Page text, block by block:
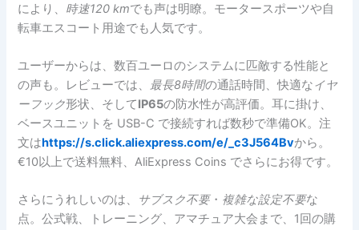
により、 時速120 kmでも声は明瞭。モータースポーツや自
転車エスコート用途でも人気です。
ユーザーからは、数百ユーロのシステムに匹敵する性能と
の声も。レビューでは、 最長8時間の通話時間、快適な イヤ
ーフック形状、そしてIP65の防水性が高評価。耳に掛け、
ベースユニットを USB-C で接続すれば数秒で準備OK。注
文はhttps://s.click.aliexpress.com/e/_c3J564Bvから。
€10以上で送料無料、AliExpress Coins でさらにお得です。
さらにうれしいのは、 サブスク不要・ 複雑な設定不要な
点。公式戦、トレーニング、アマチュア大会まで、1回の購